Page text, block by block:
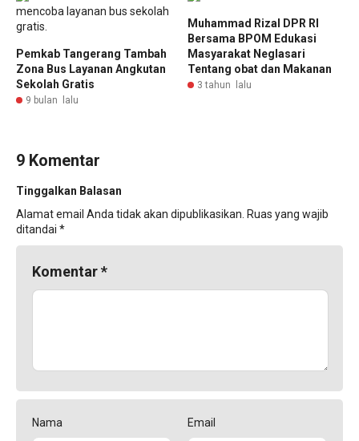
Pemkab Tangerang Tambah
Zona Bus Layanan Angkutan
Sekolah Gratis
9 bulan lalu
Muhammad Rizal DPR RI
Bersama BPOM Edukasi
Masyarakat Neglasari
Tentang obat dan Makanan
3 tahun lalu
9 Komentar
Tinggalkan Balasan
Alamat email Anda tidak akan dipublikasikan. Ruas yang wajib
ditandai *
Komentar*
Nama Email